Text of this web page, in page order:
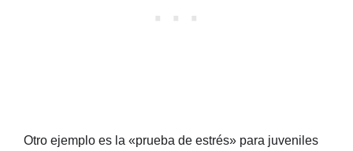
Otro ejemplo es la «prueba de estrés» para juveniles